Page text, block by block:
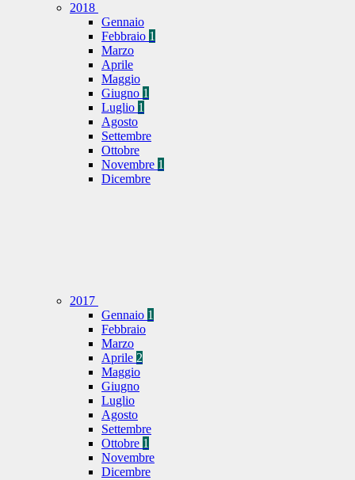
2018
Gennaio
Febbraio 1
Marzo
Aprile
Maggio
Giugno 1
Luglio 1
Agosto
Settembre
Ottobre
Novembre 1
Dicembre
2017
Gennaio 1
Febbraio
Marzo
Aprile 2
Maggio
Giugno
Luglio
Agosto
Settembre
Ottobre 1
Novembre
Dicembre